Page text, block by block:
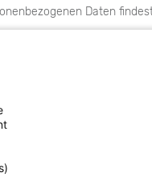
Daten
gemäß der